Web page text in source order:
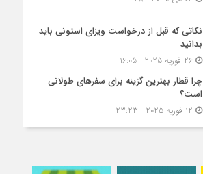
نکاتی که قبل از درخواست ویزای استونی باید
بدانید
26 فوریه 2025 - 16:05
چرا قطار بهترین گزینه برای سفرهای طولانی
است؟